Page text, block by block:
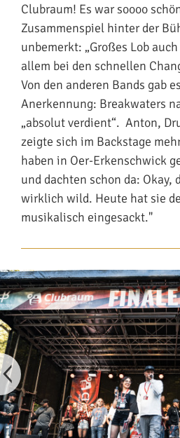
Clubraum! Es war soooo
Zusammenspiel hinter der
unbemerkt: „Großes Lob
allem bei den schnellen
Von den anderen Bands gab
Anerkennung: Breakwaters
„absolut verdient“. Anton,
zeigte sich im Backstage
haben in Oer-Erkenschwick
und dachten schon da: Okay,
wirklich wild. Heute hat sie
musikalisch eingesackt."